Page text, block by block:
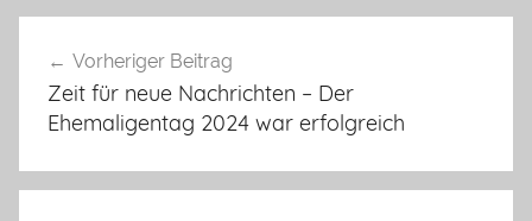
Navigation
Vorheriger Beitrag
Zeit für neue Nachrichten – Der
Ehemaligentag 2024 war erfolgreich